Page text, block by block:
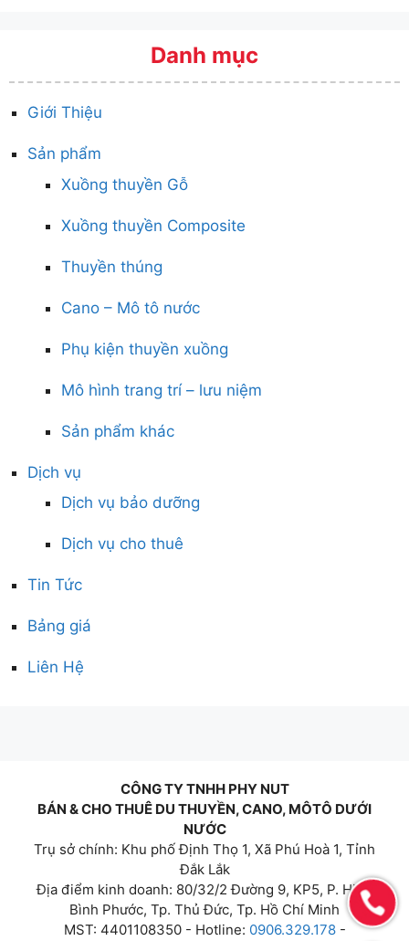
Danh mục
Giới Thiệu
Sản phẩm
Xuồng thuyền Gỗ
Xuồng thuyền Composite
Thuyền thúng
Cano – Mô tô nước
Phụ kiện thuyền xuồng
Mô hình trang trí – lưu niệm
Sản phẩm khác
Dịch vụ
Dịch vụ bảo dưỡng
Dịch vụ cho thuê
Tin Tức
Bảng giá
Liên Hệ
CÔNG TY TNHH PHY NUT
BÁN & CHO THUÊ DU THUYỀN, CANO, MÔTÔ DƯỚI
NƯỚC
Trụ sở chính: Khu phố Định Thọ 1, Xã Phú Hoà 1, Tỉnh
Đắk Lắk
Địa điểm kinh doanh: 80/32/2 Đường 9, KP5, P. Hiệp
Bình Phước, Tp. Thủ Đức, Tp. Hồ Chí Minh
MST: 4401108350 - Hotline: 0906.329.178-